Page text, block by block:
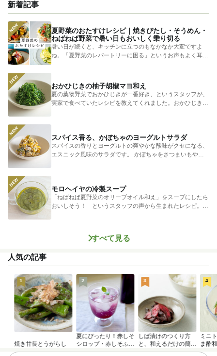
新着記事
夏野菜のおたすけレシピ｜焼きびたし・そうめん・
ねばねば野菜で暑い日もおいしく乗り切る
暑い日が続くと、キッチンに立つのもなかなか大変ですよ
ね。「夏野菜のレパートリーに困る」というお声もよく耳に
します。 そ...
おかひじきの柚子胡椒マヨ和え
夏の葉物野菜でおかひじきが一番好き、というスタッフが、
実家で食べていたレシピを教えてくれました。おかひじきの
スパイス香る、かぼちゃのヨーグルトサラダ
スパイスの香りとヨーグルトの爽やかな酸味がクセになる、
エスニック風味のサラダです。 かぼちゃをさつまいもやじ
モロヘイヤの冷製スープ
「ねばねば夏野菜のオリーブオイル和え」をスープにしたら
おいしそう！ というスタッフの声から生まれたレシピ。つ
すべて見る
人気の記事
1
焼き甘長とうがらし
2
夏にぴったり！赤しそ
シロップ・赤しそふり
かけのつくり方
3
しば漬けのつくり方
と、和えるだけの簡単
アレンジレシピ
4
ミニ
ま酢